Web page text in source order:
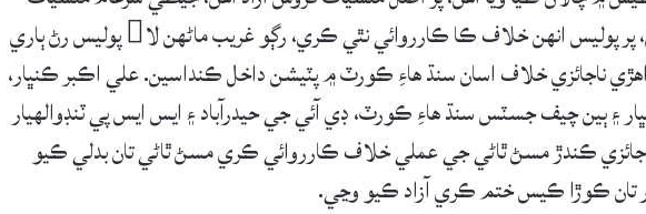
وڪرو ڪري رهيا آهن، پر پوليس انهن خلاف ڪا ڪارروائي نٿي ڪري، رڳو غريب ماڻهن لا پوليس رڻ ٻاري
ناجائزي خلاف اسان سنڌ هاءِ ڪورٽ ۾ پٽيشن داخل ڪنداسين. علي اڪبر ڪنڀار،
۽ ٻين چيف جسٽس سنڌ هاءِ ڪورٽ، ڊي آئي جي حيدرآباد ۽ ايس ايس پي ٽنڊوالهيار
ڪندڙ مسڻ ٿاڻي جي عملي خلاف ڪارروائي ڪري مسڻ ٿاڻي تان بدلي ڪيو
تان ڪوڙا ڪيس ختم ڪري آزاد ڪيو وڃي.